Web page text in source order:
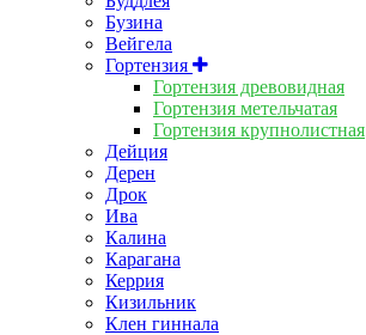
Бузина
Вейгела
Гортензия
Гортензия древовидная
Гортензия метельчатая
Гортензия крупнолистная
Дейция
Дерен
Дрок
Ива
Калина
Карагана
Керрия
Кизильник
Клен гиннала